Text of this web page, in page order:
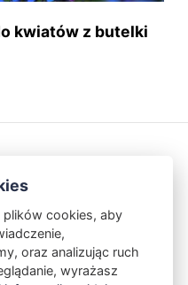
kwiatów z butelki
Prywatności
plików cookies, aby
oraz analizując ruch
wyrażasz